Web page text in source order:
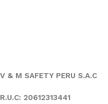
V & M SAFETY PERU S.A.C
R.U.C: 20612313441